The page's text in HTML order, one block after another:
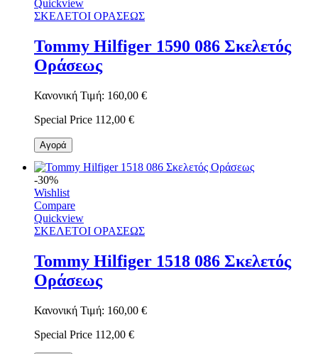
Quickview
ΣΚΕΛΕΤΟΙ ΟΡΑΣΕΩΣ
Tommy Hilfiger 1590 086 Σκελετός
Οράσεως
Κανονική Τιμή: 160,00 €
Special Price 112,00 €
Αγορά
-30%
Wishlist
Compare
Quickview
ΣΚΕΛΕΤΟΙ ΟΡΑΣΕΩΣ
Tommy Hilfiger 1518 086 Σκελετός
Οράσεως
Κανονική Τιμή: 160,00 €
Special Price 112,00 €